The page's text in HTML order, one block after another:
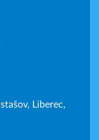
Liberec,